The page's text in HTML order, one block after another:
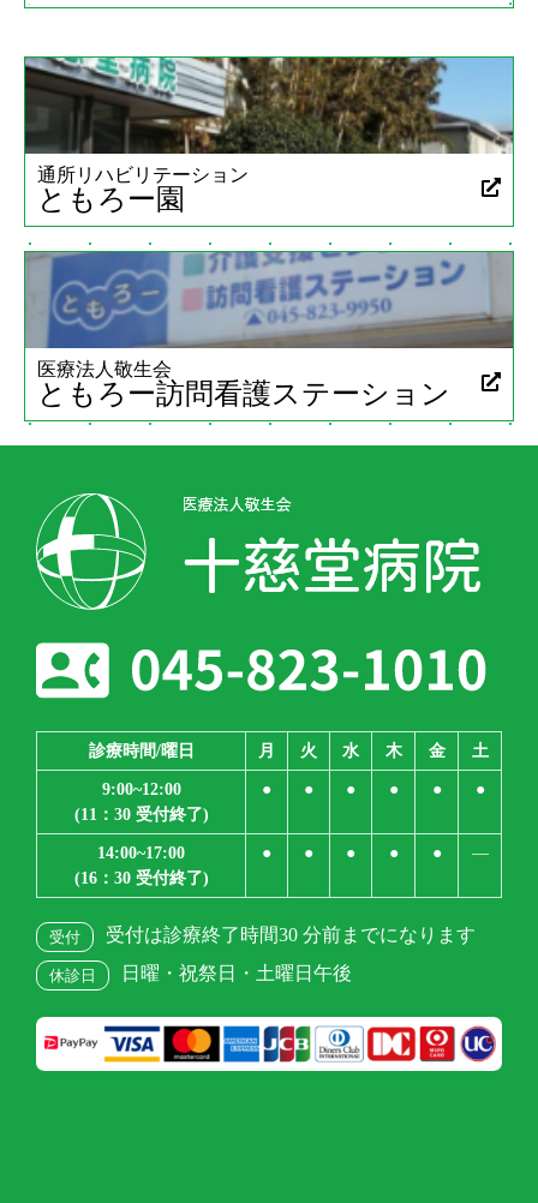
通所リハビリテーション
ともろー園
医療法人敬生会
ともろー訪問看護ステーション
診療時間/曜日 月 火 水 木 金
土
9:00~12:00
(11：30 受付終了)
● ● ● ● ● ●
14:00~17:00
(16：30 受付終了)
● ● ● ● ● ―
受付 受付は診療終了時間30 分前までになります
休診日 日曜・祝祭日・土曜日午後